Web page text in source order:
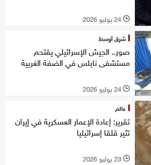
l 24 يوليو 2026
شرق أوسط
صور.. الجيش الإسرائيلي يقتحم
مستشفى نابلس في الضفة الغربية
l 24 يوليو 2026
عالم
تقرير: إعادة الإعمار العسكرية في إيران
تثير قلقا إسرائيليا
l 23 يوليو 2026